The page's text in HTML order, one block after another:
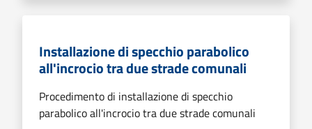
Installazione di specchio parabolico
all'incrocio tra due strade comunali
Procedimento di installazione di specchio
parabolico all'incrocio tra due strade comunali